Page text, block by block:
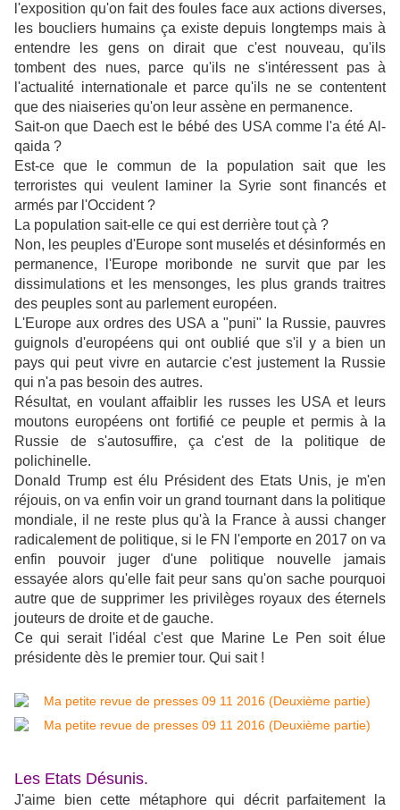
l'exposition qu'on fait des foules face aux actions diverses,
les boucliers humains ça existe depuis longtemps mais à
entendre les gens on dirait que c'est nouveau, qu'ils
tombent des nues, parce qu'ils ne s'intéressent pas à
l'actualité internationale et parce qu'ils ne se contentent
que des niaiseries qu'on leur assène en permanence.
Sait-on que Daech est le bébé des USA comme l'a été Al-
qaida ?
Est-ce que le commun de la population sait que les
terroristes qui veulent laminer la Syrie sont financés et
armés par l'Occident ?
La population sait-elle ce qui est derrière tout çà ?
Non, les peuples d'Europe sont muselés et désinformés en
permanence, l'Europe moribonde ne survit que par les
dissimulations et les mensonges, les plus grands traitres
des peuples sont au parlement européen.
L'Europe aux ordres des USA a "puni" la Russie, pauvres
guignols d'européens qui ont oublié que s'il y a bien un
pays qui peut vivre en autarcie c'est justement la Russie
qui n'a pas besoin des autres.
Résultat, en voulant affaiblir les russes les USA et leurs
moutons européens ont fortifié ce peuple et permis à la
Russie de s'autosuffire, ça c'est de la politique de
polichinelle.
Donald Trump est élu Président des Etats Unis, je m'en
réjouis, on va enfin voir un grand tournant dans la politique
mondiale, il ne reste plus qu'à la France à aussi changer
radicalement de politique, si le FN l'emporte en 2017 on va
enfin pouvoir juger d'une politique nouvelle jamais
essayée alors qu'elle fait peur sans qu'on sache pourquoi
autre que de supprimer les privilèges royaux des éternels
jouteurs de droite et de gauche.
Ce qui serait l'idéal c'est que Marine Le Pen soit élue
présidente dès le premier tour. Qui sait !
Les Etats Désunis.
J'aime bien cette métaphore qui décrit parfaitement la